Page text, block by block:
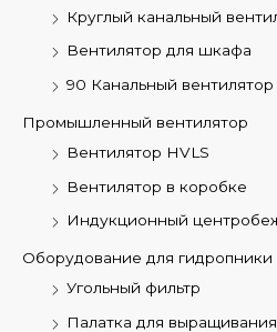
Круглый канальный
Вентилятор для шкафа
90 Канальный вентилятор
Промышленный вентилятор
Вентилятор HVLS
Вентилятор в коробке
Индукционный
Оборудование для гидропники
Угольный фильтр
Палатка для выращивания